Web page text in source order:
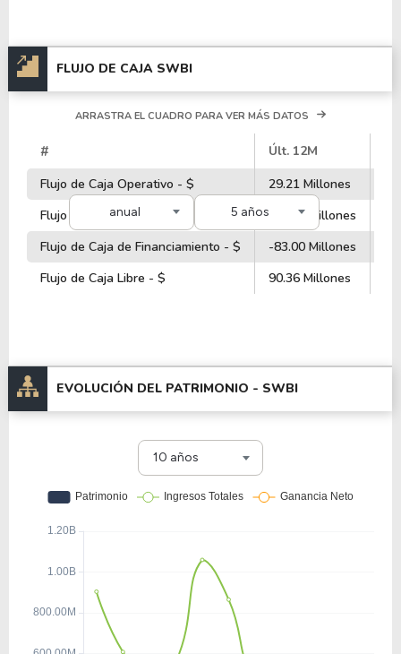
FLUJO DE CAJA SWBI
anual 5 años
ARRASTRA EL CUADRO PARA VER MÁS DATOS
# Últ. 12M
Flujo de Caja Operativo - $
29.21 Millones
Flujo de Caja de Inversiones - $
-28.24 Millones
Flujo de Caja de Financiamiento - $
-83.00 Millones
Flujo de Caja Libre - $
90.36 Millones
EVOLUCIÓN DEL PATRIMONIO - SWBI
10 años